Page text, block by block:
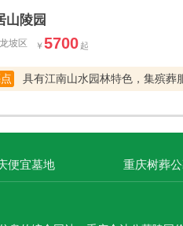
山陵园
坡区 5700
便宜墓地 重庆树葬